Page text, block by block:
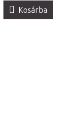
Kosárba